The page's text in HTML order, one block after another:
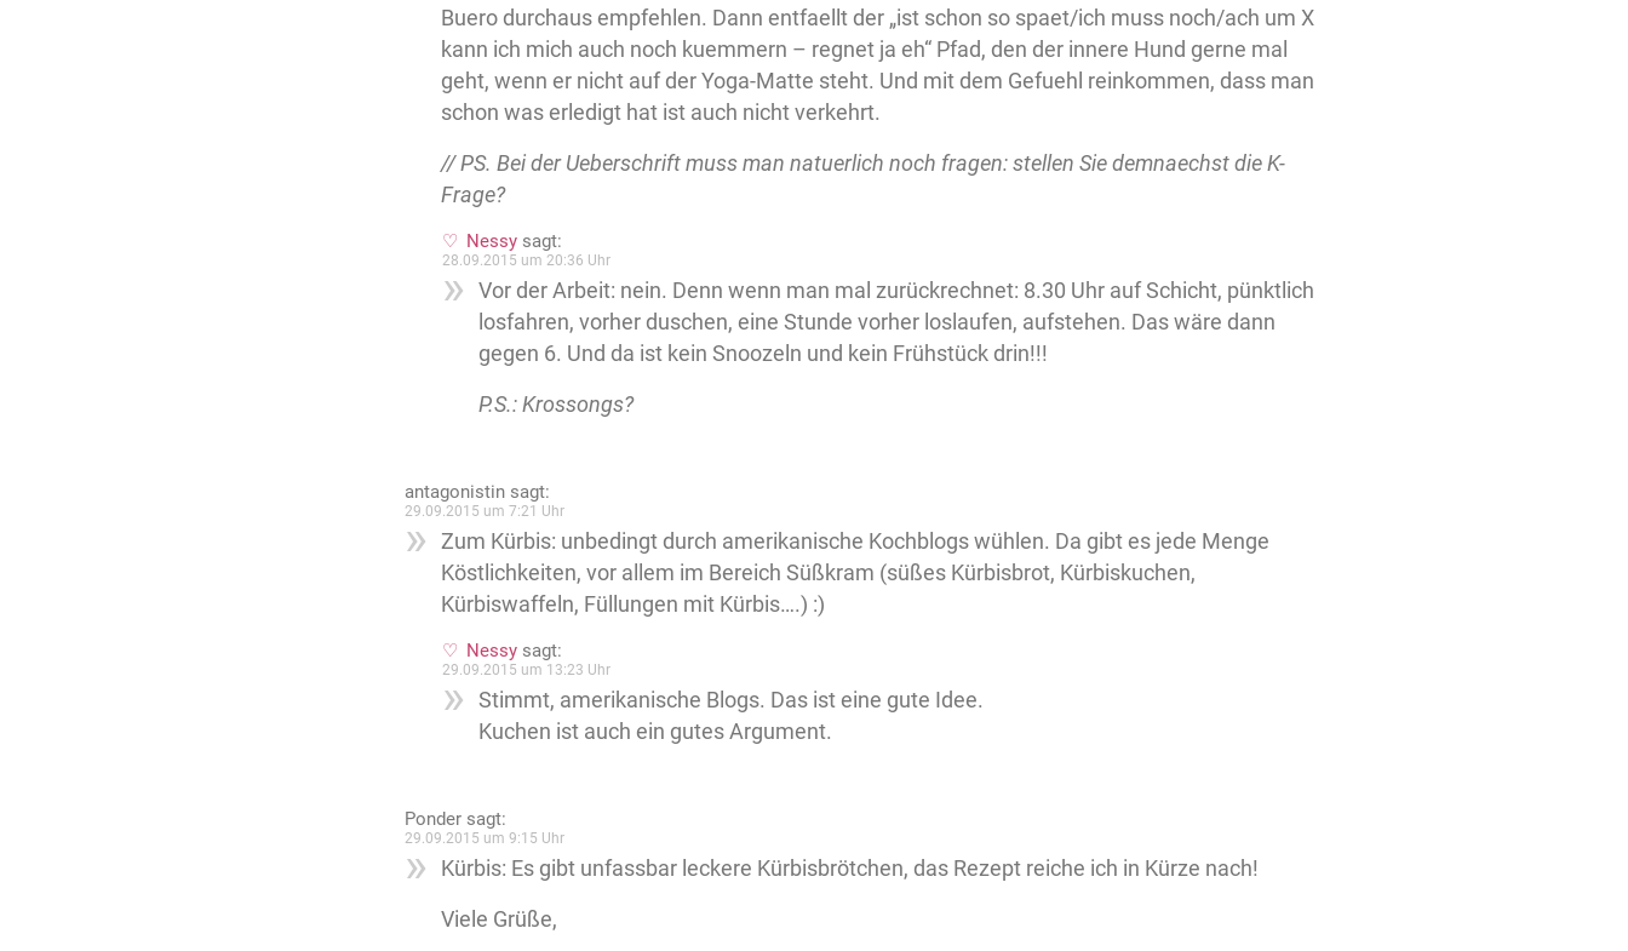
Buero durchaus empfehlen. Dann entfaellt der „ist schon so spaet/ich muss noch/ach um X
kann ich mich auch noch kuemmern – regnet ja eh“ Pfad, den der innere Hund gerne mal
geht, wenn er nicht auf der Yoga-Matte steht. Und mit dem Gefuehl reinkommen, dass man
schon was erledigt hat ist auch nicht verkehrt.
// PS. Bei der Ueberschrift muss man natuerlich noch fragen: stellen Sie demnaechst die K-
Frage?
Nessy sagt:
28.09.2015 um 20:36 Uhr
Vor der Arbeit: nein. Denn wenn man mal zurückrechnet: 8.30 Uhr auf Schicht, pünktlich
losfahren, vorher duschen, eine Stunde vorher loslaufen, aufstehen. Das wäre dann
gegen 6. Und da ist kein Snoozeln und kein Frühstück drin!!!
P.S.: Krossongs?
antagonistin sagt:
29.09.2015 um 7:21 Uhr
Zum Kürbis: unbedingt durch amerikanische Kochblogs wühlen. Da gibt es jede Menge
Köstlichkeiten, vor allem im Bereich Süßkram (süßes Kürbisbrot, Kürbiskuchen,
Kürbiswaffeln, Füllungen mit Kürbis….) :)
Nessy sagt:
29.09.2015 um 13:23 Uhr
Stimmt, amerikanische Blogs. Das ist eine gute Idee.
Kuchen ist auch ein gutes Argument.
Ponder sagt:
29.09.2015 um 9:15 Uhr
Kürbis: Es gibt unfassbar leckere Kürbisbrötchen, das Rezept reiche ich in Kürze nach!
Viele Grüße,